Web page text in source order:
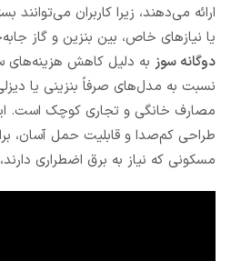
ارائه می‌دهند، زیرا کاربران
یا نیازهای خاص، بین بنزین و گاز
دوگانه سوز به دلیل کاهش هزینه‌های
نسبت به مدل‌های صرفاً بنزینی یا
مصارف خانگی و تجاری کوچک است.
طراحی کم‌صدا و قابلیت حمل آسان،
مسکونی که نیاز به برق اضطراری